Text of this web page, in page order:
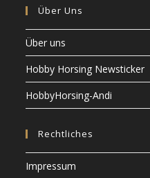
Über Uns
Über uns
Hobby Horsing Newsticker
HobbyHorsing-Andi
Rechtliches
Impressum